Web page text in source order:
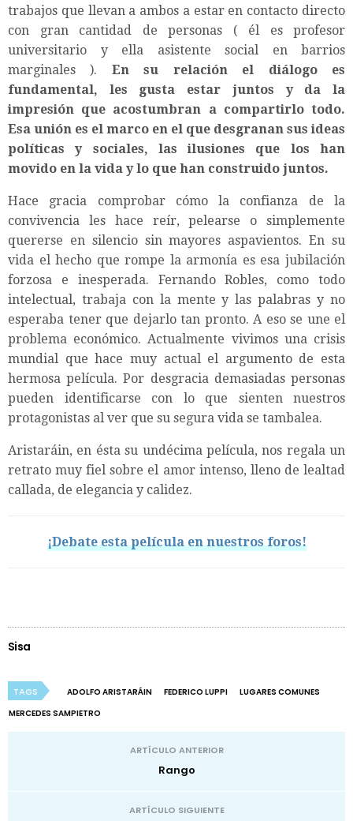
trabajos que llevan a ambos a estar en contacto directo
con gran cantidad de personas ( él es profesor
universitario y ella asistente social en barrios
marginales ). En su relación el diálogo es
fundamental, les gusta estar juntos y da la
impresión que acostumbran a compartirlo todo.
Esa unión es el marco en el que desgranan sus ideas
políticas y sociales, las ilusiones que los han
movido en la vida y lo que han construido juntos.
Hace gracia comprobar cómo la confianza de la
convivencia les hace reír, pelearse o simplemente
quererse en silencio sin mayores aspavientos. En su
vida el hecho que rompe la armonía es esa jubilación
forzosa e inesperada. Fernando Robles, como todo
intelectual, trabaja con la mente y las palabras y no
esperaba tener que dejarlo tan pronto. A eso se une el
problema económico. Actualmente vivimos una crisis
mundial que hace muy actual el argumento de esta
hermosa película. Por desgracia demasiadas personas
pueden identificarse con lo que sienten nuestros
protagonistas al ver que su segura vida se tambalea.
Aristaráin, en ésta su undécima película, nos regala un
retrato muy fiel sobre el amor intenso, lleno de lealtad
callada, de elegancia y calidez.
¡Debate esta película en nuestros foros!
Sisa
TAGS ADOLFO ARISTARÁIN FEDERICO LUPPI
LUGARES COMUNES
MERCEDES SAMPIETRO
ARTÍCULO ANTERIOR
Rango
ARTÍCULO SIGUIENTE